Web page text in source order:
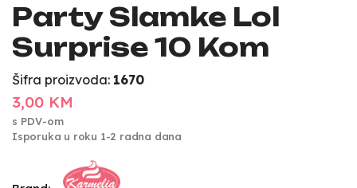
Party Slamke Lol
Surprise 10 Kom
Šifra proizvoda: 1670
3,00 KM
s PDV-om
Isporuka u roku 1-2 radna dana